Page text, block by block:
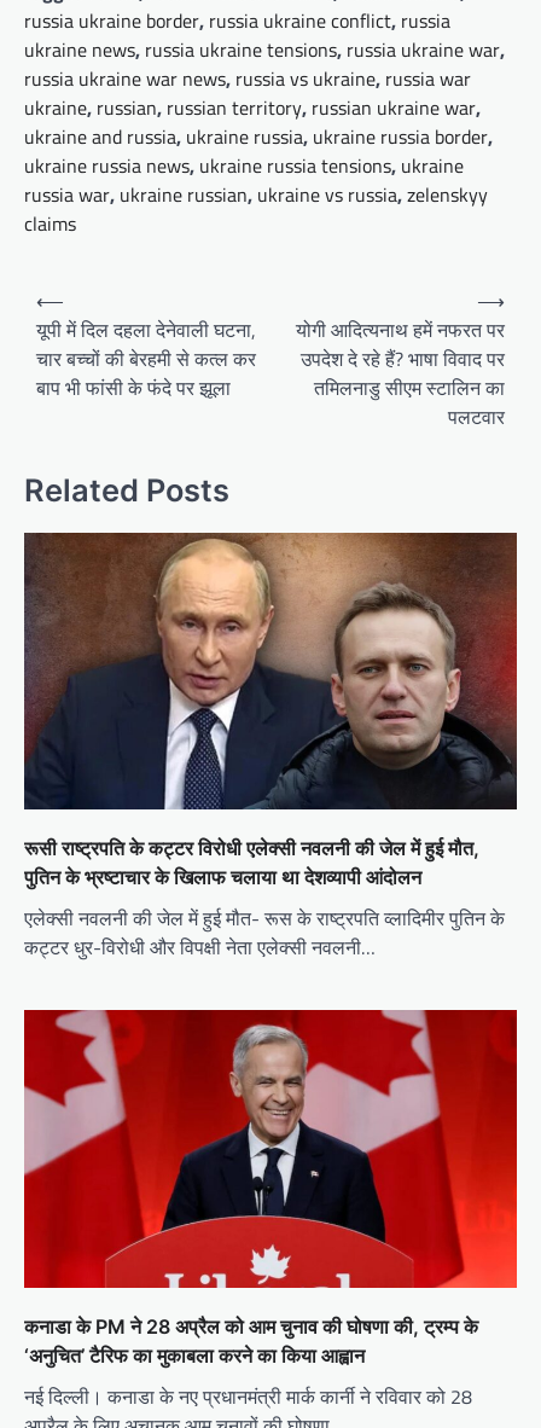
russia ukraine border, russia ukraine conflict, russia
ukraine news, russia ukraine tensions, russia ukraine war,
russia ukraine war news, russia vs ukraine, russia war
ukraine, russian, russian territory, russian ukraine war,
ukraine and russia, ukraine russia, ukraine russia border,
ukraine russia news, ukraine russia tensions, ukraine
russia war, ukraine russian, ukraine vs russia,zelenskyy
claims
Post
navigation
⟵
यूपी में दिल दहला देनेवाली घटना,
चार बच्चों की बेरहमी से कत्ल कर
बाप भी फांसी के फंदे पर झूला
योगी आदित्यनाथ हमें नफरत पर
उपदेश दे रहे हैं? भाषा विवाद पर
तमिलनाडु सीएम स्टालिन का
पलटवार
⟶
Related Posts
रूसी राष्ट्रपति के कट्टर विरोधी एलेक्सी नवलनी की जेल में हुई मौत,
पुतिन के भ्रष्टाचार के खिलाफ चलाया था देशव्यापी आंदोलन
एलेक्सी नवलनी की जेल में हुई मौत- रूस के राष्ट्रपति व्लादिमीर पुतिन के
कट्टर धुर-विरोधी और विपक्षी नेता एलेक्सी नवलनी…
कनाडा के PM ने 28 अप्रैल को आम चुनाव की घोषणा की, ट्रम्प के
‘अनुचित’ टैरिफ का मुकाबला करने का किया आह्वान
नई दिल्ली। कनाडा के नए प्रधानमंत्री मार्क कार्नी ने रविवार को 28